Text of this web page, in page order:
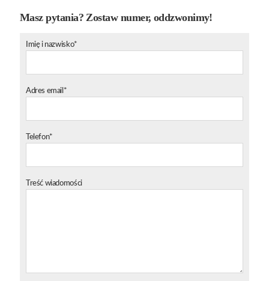
Masz pytania? Zostaw numer, oddzwonimy!
Imię i nazwisko*
Adres email*
Telefon*
Treść wiadomości